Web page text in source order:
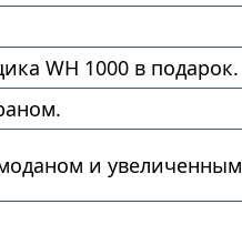
WH 1000 в подарок.
и